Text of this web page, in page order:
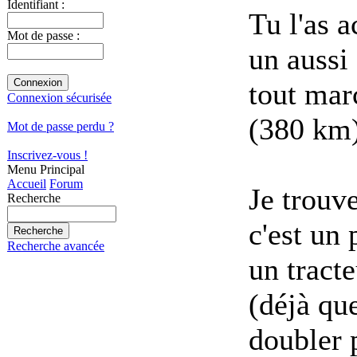
Identifiant :
Mot de passe :
Connexion sécurisée
Mot de passe perdu ?
Inscrivez-vous !
Menu Principal
Accueil Forum
Recherche
Recherche avancée
Tu l'as
un
tout
(380
Je
c'est un
un
(déjà
doubler